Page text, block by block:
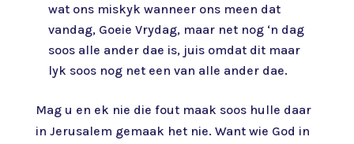
wat ons miskyk wanneer ons meen dat
vandag, Goeie Vrydag, maar net nog ‘n dag
soos alle ander dae is, juis omdat dit maar
lyk soos nog net een van alle ander dae.
Mag u en ek nie die fout maak soos hulle daar
in Jerusalem gemaak het nie. Want wie God in